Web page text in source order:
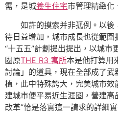
需，是城養生住宅市管理精緻化
如許的摸索并非孤例。以
待日益增加，城市成長也從範
“十五五”計劃提出提出，以城市
圈原THE R3 寓所本是他打算用
討論」的道具，現在全部成了
植，此中特殊誇大，完美城市
建城市便平易近生涯圈，營建高
改革”恰是落實這一請求的詳細